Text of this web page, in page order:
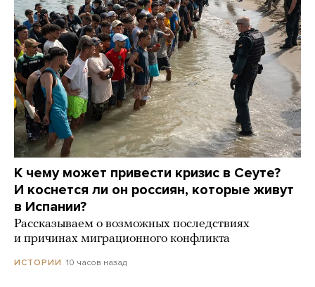
К чему может привести кризис в Сеуте?
И коснется ли он россиян, которые живут
в Испании?
Рассказываем о возможных последствиях
и причинах миграционного конфликта
ИСТОРИИ 10 часов назад